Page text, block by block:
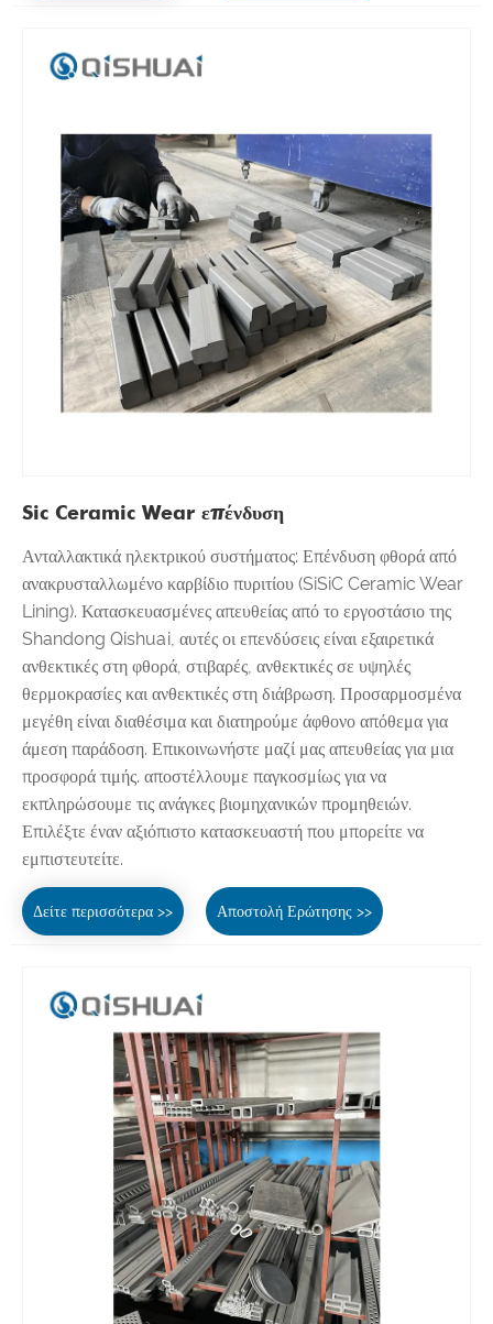
Sic Ceramic Wear επένδυση
Ανταλλακτικά ηλεκτρικού συστήματος: Επένδυση φθορά από
ανακρυσταλλωμένο καρβίδιο πυριτίου (SiSiC Ceramic Wear
Lining). Κατασκευασμένες απευθείας από το εργοστάσιο της
Shandong Qishuai, αυτές οι επενδύσεις είναι εξαιρετικά
ανθεκτικές στη φθορά, στιβαρές, ανθεκτικές σε υψηλές
θερμοκρασίες και ανθεκτικές στη διάβρωση. Προσαρμοσμένα
μεγέθη είναι διαθέσιμα και διατηρούμε άφθονο απόθεμα για
άμεση παράδοση. Επικοινωνήστε μαζί μας απευθείας για μια
προσφορά τιμής. αποστέλλουμε παγκοσμίως για να
εκπληρώσουμε τις ανάγκες βιομηχανικών προμηθειών.
Επιλέξτε έναν αξιόπιστο κατασκευαστή που μπορείτε να
εμπιστευτείτε.
Δείτε περισσότερα >> Αποστολή Ερώτησης >>